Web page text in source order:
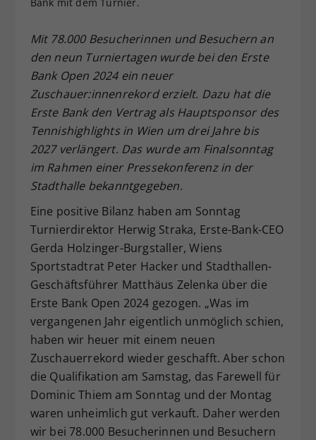
Mit 78.000 Besucherinnen und Besuchern an
den neun Turniertagen wurde bei den Erste
Bank Open 2024 ein neuer
Zuschauer:innenrekord erzielt. Dazu hat die
Erste Bank den Vertrag als Hauptsponsor des
Tennishighlights in Wien um drei Jahre bis
2027 verlängert. Das wurde am Finalsonntag
im Rahmen einer Pressekonferenz in der
Stadthalle bekanntgegeben.
Eine positive Bilanz haben am Sonntag
Turnierdirektor Herwig Straka, Erste-Bank-CEO
Gerda Holzinger-Burgstaller, Wiens
Sportstadtrat Peter Hacker und Stadthallen-
Geschäftsführer Matthäus Zelenka über die
Erste Bank Open 2024 gezogen. „Was im
vergangenen Jahr eigentlich unmöglich schien,
haben wir heuer mit einem neuen
Zuschauerrekord wieder geschafft. Aber schon
die Qualifikation am Samstag, das Farewell für
Dominic Thiem am Sonntag und der Montag
waren unheimlich gut verkauft. Daher werden
wir bei 78.000 Besucherinnen und Besuchern
Zweck
Einstellungen. Unter anderem eine
historische Speicherung Ihrer
vorgenommen Einstellungen, falls der
Webseiten-Betreiber dies eingestellt
hat.